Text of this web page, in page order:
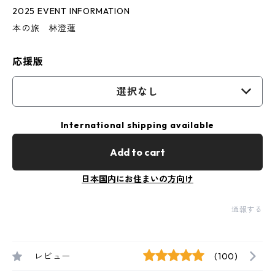
2025 EVENT INFORMATION
本の旅 林澄蓮
応援版
選択なし
International shipping available
Add to cart
日本国内にお住まいの方向け
通報する
レビュー (100)